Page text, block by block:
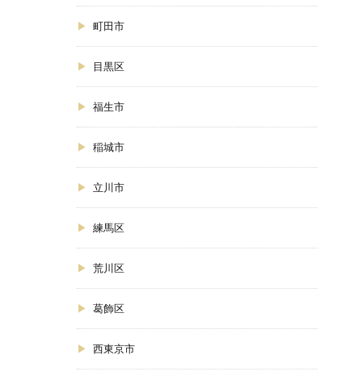
町田市
目黒区
福生市
稲城市
立川市
練馬区
荒川区
葛飾区
西東京市